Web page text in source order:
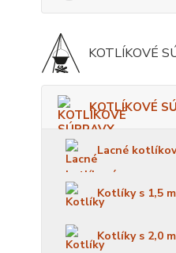
KOTLÍKOVÉ
KOTLÍKOVÉ
Lacné
Kotlíky s 1,5
Kotlíky s 2,0